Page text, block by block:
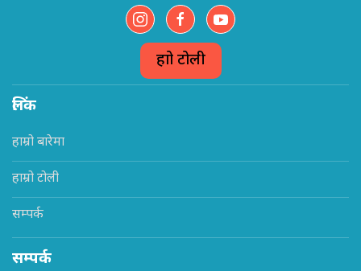
हाम्रो टोली
लिंक
हाम्रो बारेमा
हाम्रो टोली
सम्पर्क
सम्पर्क